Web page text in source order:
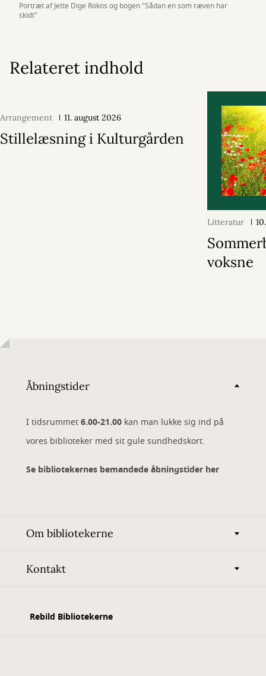
Portræt af Jette Dige Rokos og bogen "Sådan en som ræven har
skidt"
Relateret indhold
Arrangement 11. august 2026
Stillelæsning i Kulturgården
Litteratur
voksne
Åbningstider
I tidsrummet6.00-21.00 kan man lukke sig ind på
vores biblioteker med sit gule sundhedskort.
Se bibliotekernes bemandede åbningstider her
Om bibliotekerne
Kontakt
Rebild Bibliotekerne